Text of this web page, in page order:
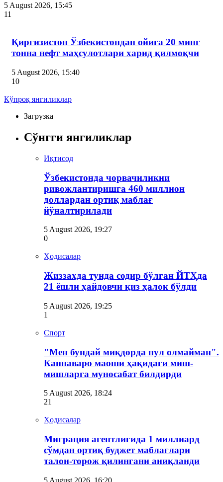
5 August 2026, 15:45
11
Қирғизистон Ўзбекистондан ойига 20 минг
тонна нефт маҳсулотлари харид қилмоқчи
5 August 2026, 15:40
10
Кўпроқ янгиликлар
Загрузка
Сўнгги янгиликлар
Иқтисод
Ўзбекистонда чорвачиликни
ривожлантиришга 460 миллион
доллардан ортиқ маблағ
йўналтирилади
5 August 2026, 19:27
0
Ҳодисалар
Жиззахда тунда содир бўлган ЙТҲда
21 ёшли ҳайдовчи қиз ҳалок бўлди
5 August 2026, 19:25
1
Спорт
"Мен бундай миқдорда пул олмайман".
Каннаваро маоши ҳақидаги миш-
мишларга муносабат билдирди
5 August 2026, 18:24
21
Ҳодисалар
Миграция агентлигида 1 миллиард
сўмдан ортиқ буджет маблағлари
талон-торож қилингани аниқланди
5 August 2026, 16:20